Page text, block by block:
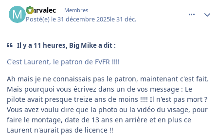
Marvalec Membres
Posté(e) le 31 décembre 2025le 31 déc.
Il y a 11 heures, Big Mike a dit :
C'est Laurent, le patron de FVFR !!!!
Ah mais je ne connaissais pas le patron, maintenant c'est fait.
Mais pourquoi vous écrivez dans un de vos message : Le
pilote avait presque treize ans de moins !!!! Il n'est pas mort ?
Vous avez voulu dire que la photo ou la vidéo du visage, pour
faire le montage, date de 13 ans en arrière et en plus ce
Laurent n'aurait pas de licence !!